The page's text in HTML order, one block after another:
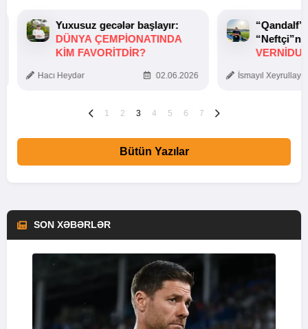
Yuxusuz gecələr başlayır:
DÜNYA ÇEMPIONATINDA
KIM FAVORITDIR?
Hacı Heydər 02.06.2026 İsmayıl
1 2 3 4 5 6 7
Bütün Yazılar
SON XƏBƏRLƏR